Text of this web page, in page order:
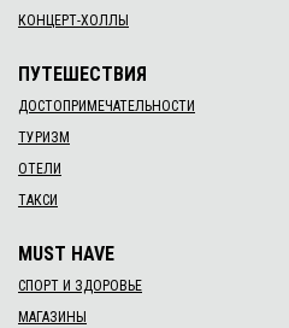
КОНЦЕРТ-ХОЛЛЫ
ПУТЕШЕСТВИЯ
ДОСТОПРИМЕЧАТЕЛЬНОСТИ
ТУРИЗМ
ОТЕЛИ
ТАКСИ
MUST HAVE
СПОРТ И ЗДОРОВЬЕ
МАГАЗИНЫ